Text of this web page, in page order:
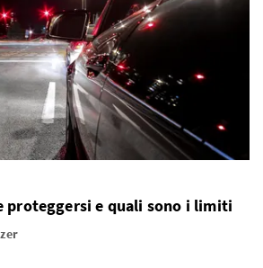
proteggersi e quali sono i limiti